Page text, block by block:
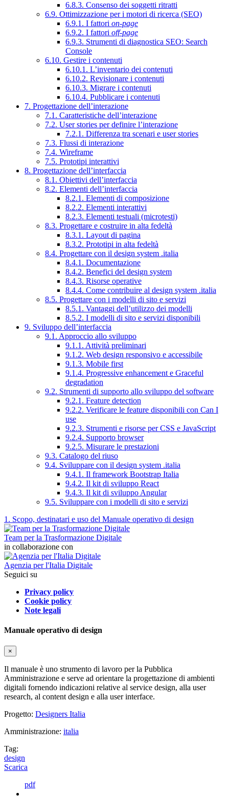
6.8.3. Consenso dei soggetti ritratti
6.9. Ottimizzazione per i motori di ricerca (SEO)
6.9.1. I fattori on-page
6.9.2. I fattori off-page
6.9.3. Strumenti di diagnostica SEO: Search
Console
6.10. Gestire i contenuti
6.10.1. L’inventario dei contenuti
6.10.2. Revisionare i contenuti
6.10.3. Migrare i contenuti
6.10.4. Pubblicare i contenuti
7. Progettazione dell’interazione
7.1. Caratteristiche dell’interazione
7.2. User stories per definire l’interazione
7.2.1. Differenza tra scenari e user stories
7.3. Flussi di interazione
7.4. Wireframe
7.5. Prototipi interattivi
8. Progettazione dell’interfaccia
8.1. Obiettivi dell’interfaccia
8.2. Elementi dell’interfaccia
8.2.1. Elementi di composizione
8.2.2. Elementi interattivi
8.2.3. Elementi testuali (microtesti)
8.3. Progettare e costruire in alta fedeltà
8.3.1. Layout di pagina
8.3.2. Prototipi in alta fedeltà
8.4. Progettare con il design system .italia
8.4.1. Documentazione
8.4.2. Benefici del design system
8.4.3. Risorse operative
8.4.4. Come contribuire al design system .italia
8.5. Progettare con i modelli di sito e servizi
8.5.1. Vantaggi dell’utilizzo dei modelli
8.5.2. I modelli di sito e servizi disponibili
9. Sviluppo dell’interfaccia
9.1. Approccio allo sviluppo
9.1.1. Attività preliminari
9.1.2. Web design responsivo e accessibile
9.1.3. Mobile first
9.1.4. Progressive enhancement e Graceful
degradation
9.2. Strumenti di supporto allo sviluppo del software
9.2.1. Feature detection
9.2.2. Verificare le feature disponibili con Can I
use
9.2.3. Strumenti e risorse per CSS e JavaScript
9.2.4. Supporto browser
9.2.5. Misurare le prestazioni
9.3. Catalogo del riuso
9.4. Sviluppare con il design system .italia
9.4.1. Il framework Bootstrap Italia
9.4.2. Il kit di sviluppo React
9.4.3. Il kit di sviluppo Angular
9.5. Sviluppare con i modelli di sito e servizi
1. Scopo, destinatari e uso del Manuale operativo di design
Team per la Trasformazione Digitale
in collaborazione con
Agenzia per l'Italia Digitale
Seguici su
Privacy policy
Cookie policy
Note legali
Manuale operativo di design
×
Il manuale è uno strumento di lavoro per la Pubblica
Amministrazione e serve ad orientare la progettazione di ambienti
digitali fornendo indicazioni relative al service design, alla user
research, al content design e alla user interface.
Progetto: Designers Italia
Amministrazione: italia
Tag:
design
Scarica
pdf